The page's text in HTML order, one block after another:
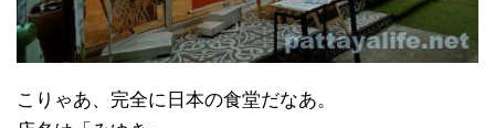
こりゃあ、完全に日本の食堂だなあ。